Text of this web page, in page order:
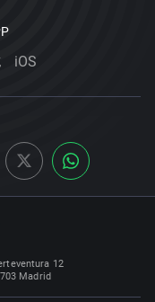
iOS
12
Madrid